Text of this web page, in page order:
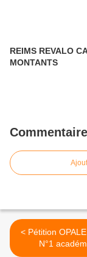
REIMS REVALO
MONTANTS
< Pétition OPALE et Action
N°1